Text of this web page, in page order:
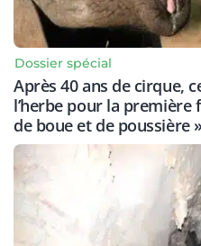
Dossier spécial
Après 40 ans de cirque,
l’herbe pour la première
de boue et de poussière »